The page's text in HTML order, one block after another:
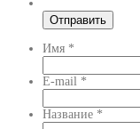
Имя *
E-mail *
Название *